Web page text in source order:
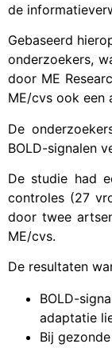
de
Gebaseerd
onderzoekers,
door ME
ME/cvs ook een
De
BOLD-signalen
De studie had
controles (27
door twee
ME/cvs.
De resultaten
BOLD-
adaptatie
Bij